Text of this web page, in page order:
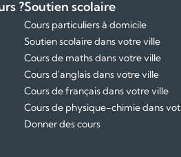
?Soutien scolaire
Cours particuliers à domicile
Soutien scolaire dans votre ville
Cours de maths dans votre ville
Cours d'anglais dans votre ville
Cours de français dans votre ville
Cours de physique-chimie dans
Donner des cours